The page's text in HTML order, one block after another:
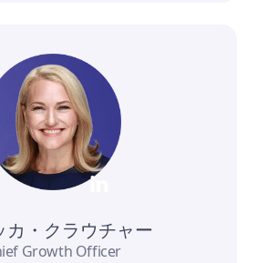
カ・クラウチャー
Growth Officer